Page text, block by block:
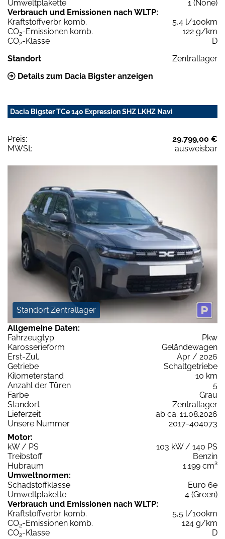
Umweltplakette
1 (None)
Verbrauch und Emissionen nach WLTP:
Kraftstoffverbr. komb.
5,4 l/100km
CO2-Emissionen komb.
122 g/km
CO2-Klasse
D
Standort
Zentrallager
Details zum Dacia Bigster anzeigen
Dacia Bigster TCe 140 Expression SHZ LKHZ Navi
Preis:
29.799,00 €
MWSt:
ausweisbar
Standort Zentrallager
Allgemeine Daten:
Fahrzeugtyp
Pkw
Karosserieform
Geländewagen
Erst-Zul.
Apr / 2026
Getriebe
Schaltgetriebe
Kilometerstand
10 km
Anzahl der Türen
5
Farbe
Grau
Standort
Zentrallager
Lieferzeit
ab ca. 11.08.2026
Unsere Nummer
2017-404073
Motor:
kW / PS
103 kW / 140 PS
Treibstoff
Benzin
Hubraum
1.199 cm³
Umweltnormen:
Schadstoffklasse
Euro 6e
Umweltplakette
4 (Green)
Verbrauch und Emissionen nach WLTP:
Kraftstoffverbr. komb.
5,5 l/100km
CO2-Emissionen komb.
124 g/km
CO2-Klasse
D